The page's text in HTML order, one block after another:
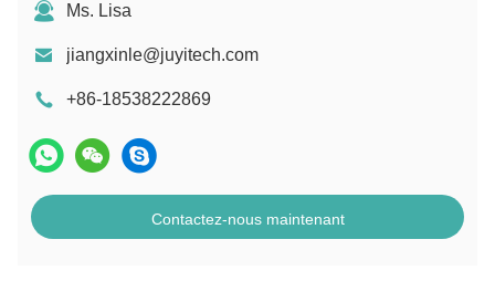
Ms. Lisa
jiangxinle@juyitech.com
+86-18538222869
Contactez-nous maintenant